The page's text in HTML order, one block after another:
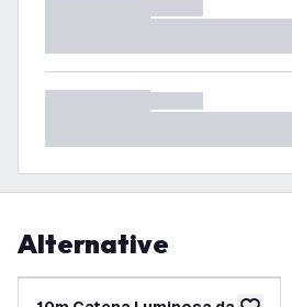
Alternative